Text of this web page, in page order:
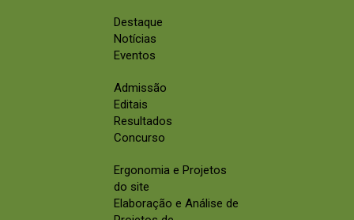
Destaque
Notícias
Eventos
Admissão
Editais
Resultados
Concurso
Ergonomia e Projetos
do site
Elaboração e Análise de